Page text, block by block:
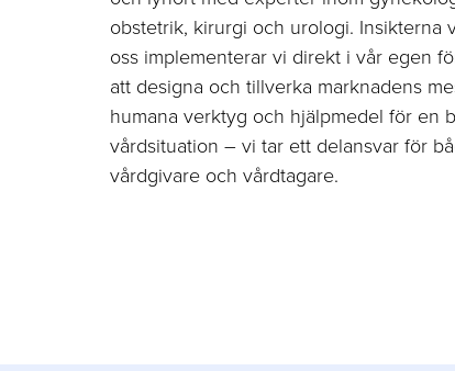
obstetrik, kirurgi och urologi. Insikterna
oss implementerar vi direkt i vår egen
att designa och tillverka marknadens
humana verktyg och hjälpmedel för en
vårdsituation – vi tar ett delansvar för
vårdgivare och vårdtagare.